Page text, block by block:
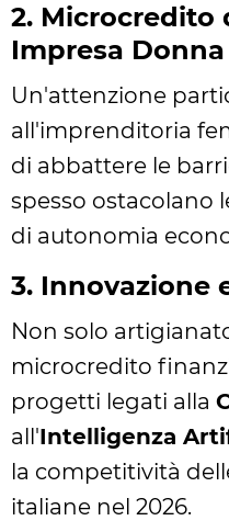
2. Microcredito
Impresa Donna
Un'attenzione
all'imprenditoria
di abbattere le
spesso ostacolano
di autonomia
3. Innovazione
Non solo
microcredito
progetti legati alla
all'Intelligenza
la competitività
italiane nel 2026.